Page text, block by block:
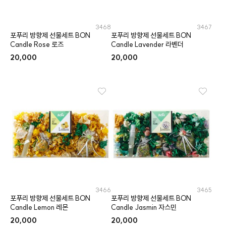
3468
포푸리 방향제 선물세트 BON
Candle Rose 로즈
20,000
3467
포푸리 방향제 선물세트 BON
Candle Lavender 라벤더
20,000
3466
포푸리 방향제 선물세트 BON
Candle Lemon 레몬
20,000
3465
포푸리 방향제 선물세트 BON
Candle Jasmin 자스민
20,000